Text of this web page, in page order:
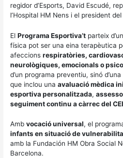
regidor d’Esports, David Escudé,
l’Hospital HM Nens i el president
ElPrograma Esportiva’t parteix
física pot ser una eina terapèutica
afeccionsrespiratòries,
neurològiques, emocionals o
d’un programa preventiu, sinó
que inclou unaavaluació mèdica
esportiva personalitzada,
seguiment continu a càrrec del
Ambvocació universal, el
infants en situació de
amb la Fundación HM Obra Social
Barcelona.